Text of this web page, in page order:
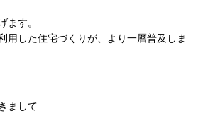
ます。
用した住宅づくりが、
より一層普及しま
まして